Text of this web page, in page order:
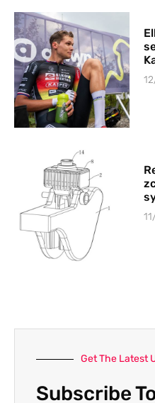
Get The Latest
Subscribe